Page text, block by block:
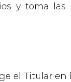
y toma las
el Titular en